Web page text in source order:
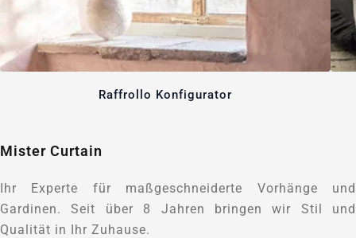
Raffrollo Konfigurator
Mister Curtain
Ihr Experte für maßgeschneiderte Vorhänge und
Gardinen. Seit über 8 Jahren bringen wir Stil und
Qualität in Ihr Zuhause.